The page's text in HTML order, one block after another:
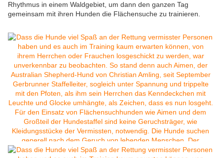
Rhythmus in einem Waldgebiet, um dann den ganzen Tag
gemeinsam mit ihren Hunden die Flächensuche zu trainieren.